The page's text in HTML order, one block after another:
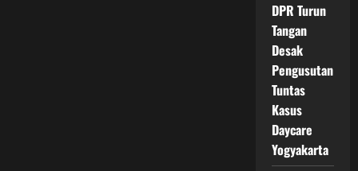
DPR Turun
Tangan
Desak
Pengusutan
Tuntas
Kasus
Daycare
Yogyakarta